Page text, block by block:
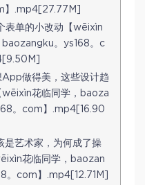
】.mp4[27.77M]
表单的小改动【wēixìn
baozangku。ys168。c
App做得美，这些设计趋
wēixìn花临同学，baoza
。com】.mp4[16.90
是艺术家，为何成了操
花临同学，baozan
。com】.mp4[12.71M]